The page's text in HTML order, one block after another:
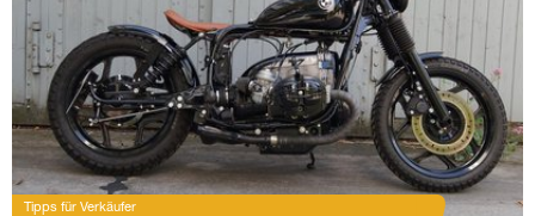
Tipps für Verkäufer